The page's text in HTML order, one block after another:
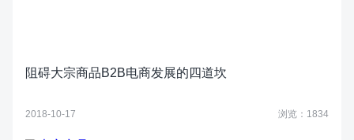
阻碍大宗商品B2B电商发展的四道坎
2018-10-17 浏览：1834